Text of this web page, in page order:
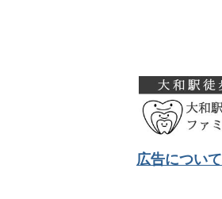
広告について